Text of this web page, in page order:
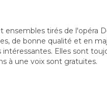
ensembles tirés de l'opéra
de bonne qualité et en
intéressantes. Elles sont
à une voix sont gratuites.